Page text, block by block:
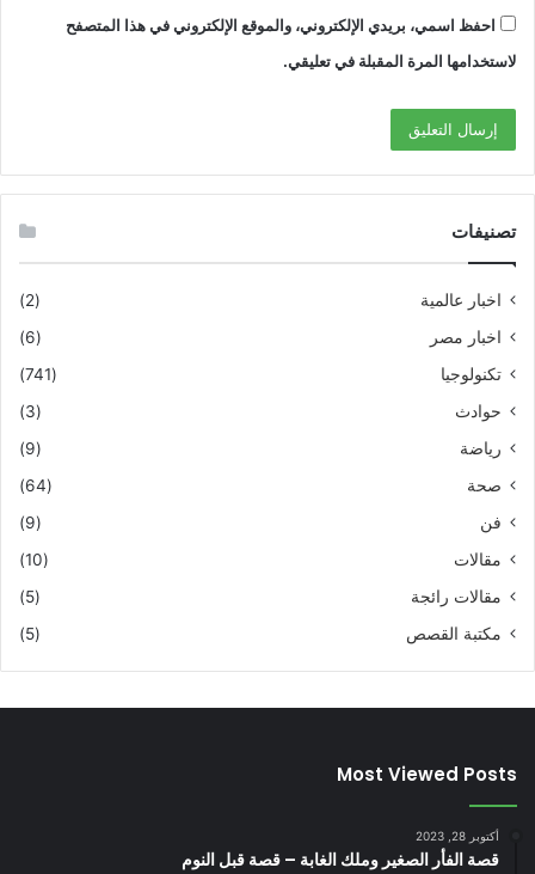
احفظ اسمي، بريدي الإلكتروني، والموقع الإلكتروني في هذا المتصفح
لاستخدامها المرة المقبلة في تعليقي.
تصنيفات
اخبار عالمية
(2)
اخبار مصر
(6)
تكنولوجيا
(741)
حوادث
(3)
رياضة
(9)
صحة
(64)
فن
(9)
مقالات
(10)
مقالات رائجة
(5)
مكتبة القصص
(5)
Most Viewed Posts
أكتوبر 28, 2023
قصة الفأر الصغير وملك الغابة – قصة قبل النوم